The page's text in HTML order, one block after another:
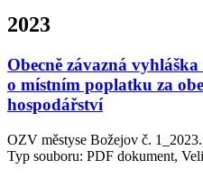
2023
Obecně závazná vyhláška
o místním poplatku za
hospodářství
OZV městyse Božejov č.
Typ souboru: PDF dokument,